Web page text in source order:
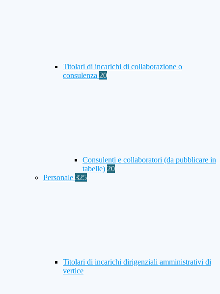
Titolari di incarichi di collaborazione o
consulenza 20
Consulenti e collaboratori (da pubblicare in
tabelle) 20
Personale 325
Titolari di incarichi dirigenziali amministrativi di
vertice